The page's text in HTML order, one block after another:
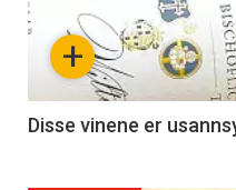
nå
3
+
Disse vinene er